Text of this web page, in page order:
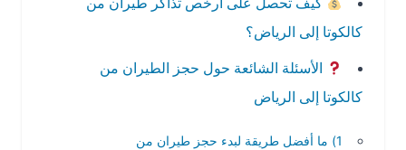
كالكوتا إلى الرياض؟
الأسئلة الشائعة حول حجز الطيران من
كالكوتا إلى الرياض
1) ما أفضل طريقة لبدء حجز طيران من